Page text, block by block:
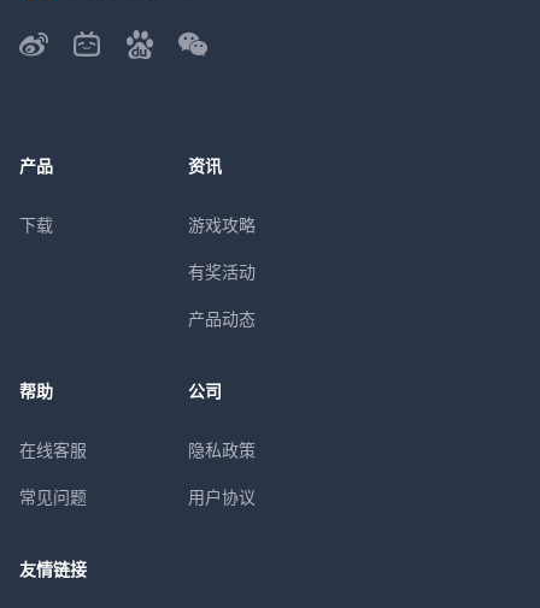
产品
下载
资讯
游戏攻略
有奖活动
产品动态
帮助
在线客服
常见问题
公司
隐私政策
用户协议
友情链接